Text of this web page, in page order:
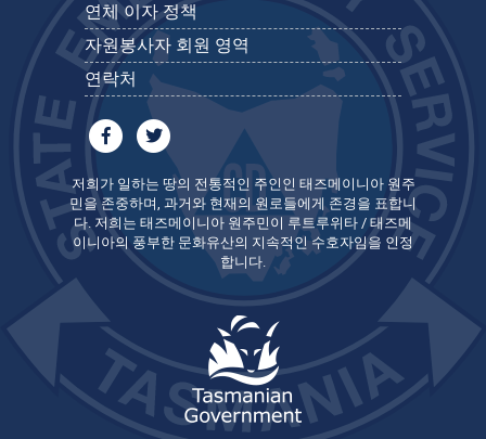
연체 이자 정책
자원봉사자 회원 영역
연락처
저희가 일하는 땅의 전통적인 주인인 태즈메이니아 원주
민을 존중하며, 과거와 현재의 원로들에게 존경을 표합니
다. 저희는 태즈메이니아 원주민이 루트루위타 / 태즈메
이니아의 풍부한 문화유산의 지속적인 수호자임을 인정
합니다.